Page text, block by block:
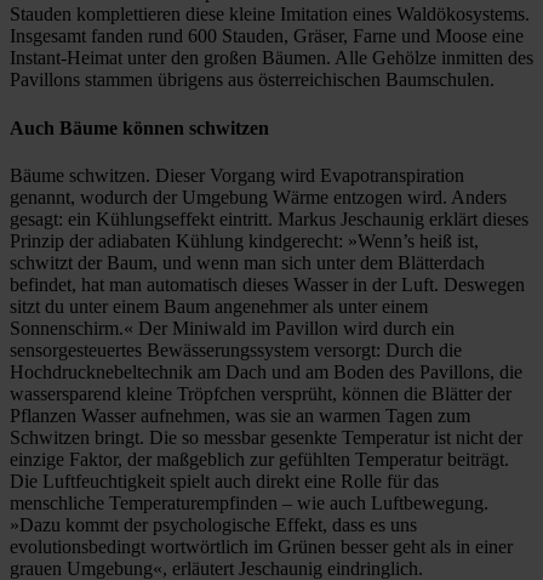
Stauden komplettieren diese kleine Imitation eines Waldökosystems.
Insgesamt fanden rund 600 Stauden, Gräser, Farne und Moose eine
Instant-Heimat unter den großen Bäumen. Alle Gehölze inmitten des
Pavillons stammen übrigens aus österreichischen Baumschulen.
Auch Bäume können schwitzen
Bäume schwitzen. Dieser Vorgang wird Evapotranspiration
genannt, wodurch der Umgebung Wärme entzogen wird. Anders
gesagt: ein Kühlungseffekt eintritt. Markus Jeschaunig erklärt dieses
Prinzip der adiabaten Kühlung kindgerecht: »Wenn’s heiß ist,
schwitzt der Baum, und wenn man sich unter dem Blätterdach
befindet, hat man automatisch dieses Wasser in der Luft. Deswegen
sitzt du unter einem Baum angenehmer als unter einem
Sonnenschirm.« Der Miniwald im Pavillon wird durch ein
sensorgesteuertes Bewässerungssystem versorgt: Durch die
Hochdrucknebeltechnik am Dach und am Boden des Pavillons, die
wassersparend kleine Tröpfchen versprüht, können die Blätter der
Pflanzen Wasser aufnehmen, was sie an warmen Tagen zum
Schwitzen bringt. Die so messbar gesenkte Temperatur ist nicht der
einzige Faktor, der maßgeblich zur gefühlten Temperatur beiträgt.
Die Luftfeuchtigkeit spielt auch direkt eine Rolle für das
menschliche Temperaturempfinden – wie auch Luftbewegung.
»Dazu kommt der psychologische Effekt, dass es uns
evolutionsbedingt wortwörtlich im Grünen besser geht als in einer
grauen Umgebung«, erläutert Jeschaunig eindringlich.